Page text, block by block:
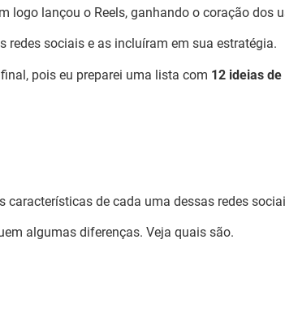
logo lançou o Reels, ganhando o coração dos
sociais e as incluíram em sua estratégia.
pois eu preparei uma lista com 12 ideias
de cada uma dessas redes
algumas diferenças. Veja quais são.